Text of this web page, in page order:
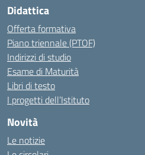
Didattica
Offerta formativa
Piano triennale (PTOF)
Indirizzi di studio
Esame di Maturità
Libri di testo
I progetti dell’Istituto
Novità
Le notizie